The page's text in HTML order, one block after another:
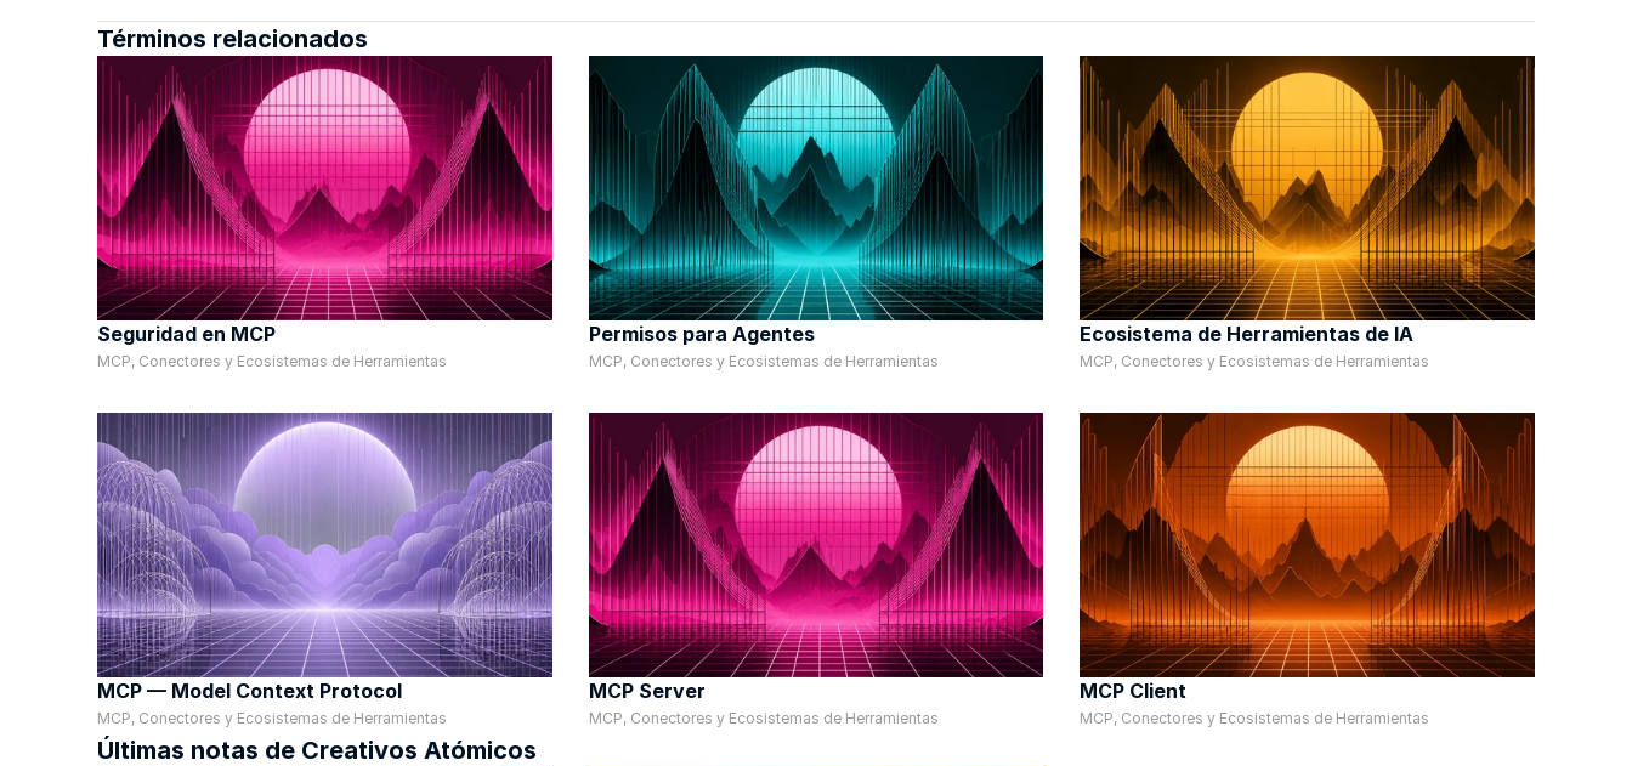
Términos relacionados
Seguridad en MCP
MCP, Conectores y Ecosistemas de Herramientas
Permisos para Agentes
MCP, Conectores y Ecosistemas de Herramientas
Ecosistema de Herramientas de IA
MCP, Conectores y Ecosistemas de Herramientas
MCP — Model Context Protocol
MCP, Conectores y Ecosistemas de Herramientas
MCP Server
MCP, Conectores y Ecosistemas de Herramientas
MCP Client
MCP, Conectores y Ecosistemas de Herramientas
Últimas notas de Creativos Atómicos